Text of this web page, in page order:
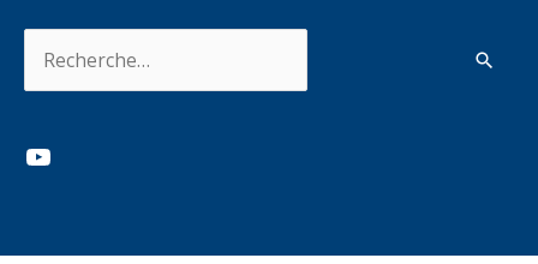
YouTube